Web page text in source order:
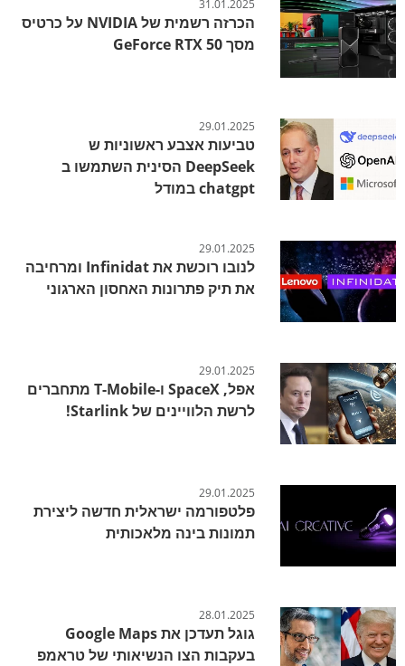
31.01.2025
הכרזה רשמית של NVIDIA על כרטיס
מסך GeForce RTX 50
29.01.2025
טביעות אצבע ראשוניות ש
DeepSeek הסינית השתמשו ב
chatgpt במודל
29.01.2025
לנובו רוכשת את Infinidat ומרחיבה
את תיק פתרונות האחסון הארגוני
29.01.2025
אפל, SpaceX ו-T-Mobile מתחברים
לרשת הלוויינים של Starlink!
29.01.2025
פלטפורמה ישראלית חדשה ליצירת
תמונות בינה מלאכותית
28.01.2025
גוגל תעדכן את Google Maps
בעקבות הצו הנשיאותי של טראמפ